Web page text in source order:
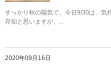
すっかり秋の陽気で、今日9/30は、気
存知と思いますが、...
2020年09月16日